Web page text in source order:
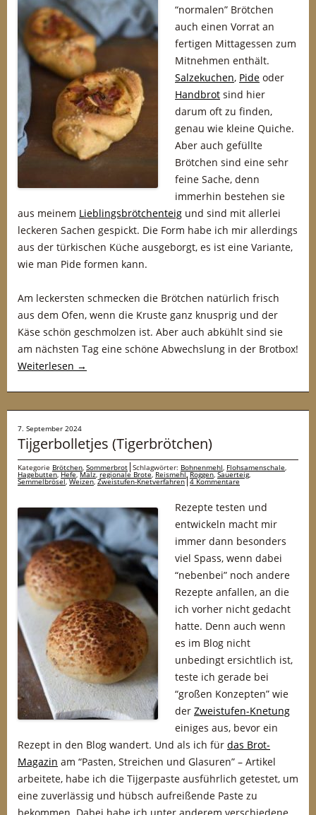
“normalen” Brötchen
auch einen Vorrat an
fertigen Mittagessen zum
Mitnehmen enthält.
Salzekuchen, Pide oder
Handbrot sind hier
darum oft zu finden,
genau wie kleine Quiche.
Aber auch gefüllte
Brötchen sind eine sehr
feine Sache, denn
immerhin bestehen sie
aus meinem Lieblingsbrötchenteig und sind mit allerlei
leckeren Sachen gespickt. Die Form habe ich mir allerdings
aus der türkischen Küche ausgeborgt, es ist eine Variante,
wie man Pide formen kann.
Am leckersten schmecken die Brötchen natürlich frisch
aus dem Ofen, wenn die Kruste ganz knusprig und der
Käse schön geschmolzen ist. Aber auch abkühlt sind sie
am nächsten Tag eine schöne Abwechslung in der Brotbox!
Weiterlesen →
7. September 2024
Tijgerbolletjes (Tigerbrötchen)
Kategorie Brötchen, Sommerbrot Schlagwörter: Bohnenmehl, Flohsamenschale,
Hagebutten,Hefe,Malz,regionale Brote, Reismehl,Roggen,Sauerteig,
Semmelbrösel,Weizen,Zweistufen-Knetverfahren 4 Kommentare
Rezepte testen und
entwickeln macht mir
immer dann besonders
viel Spass, wenn dabei
“nebenbei” noch andere
Rezepte anfallen, an die
ich vorher nicht gedacht
hatte. Denn auch wenn
es im Blog nicht
unbedingt ersichtlich ist,
teste ich gerade bei
“großen Konzepten” wie
der Zweistufen-Knetung
einiges aus, bevor ein
Rezept in den Blog wandert. Und als ich für das Brot-
Magazin am “Pasten, Streichen und Glasuren” – Artikel
arbeitete, habe ich die Tijgerpaste ausführlich getestet, um
eine zuverlässig und hübsch aufreißende Paste zu